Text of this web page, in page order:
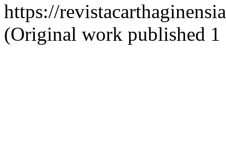
https://
(Original work published